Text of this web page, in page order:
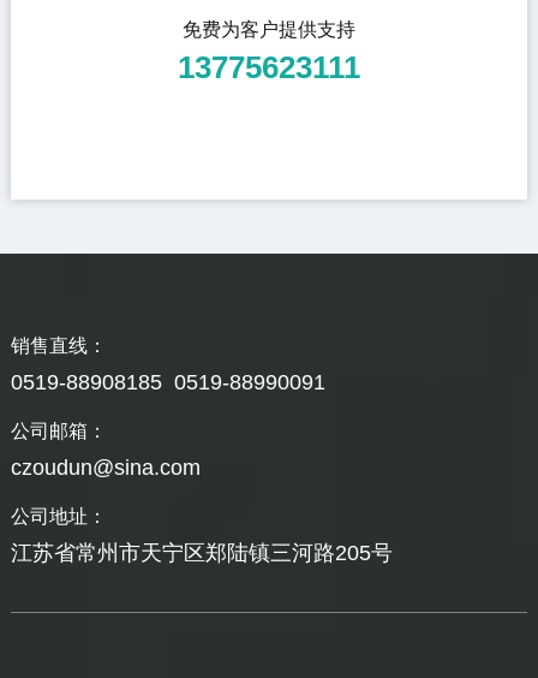
免费为客户提供支持
13775623111
销售直线：
0519-88908185 0519-88990091
公司邮箱：
czoudun@sina.com
公司地址：
江苏省常州市天宁区郑陆镇三河路205号